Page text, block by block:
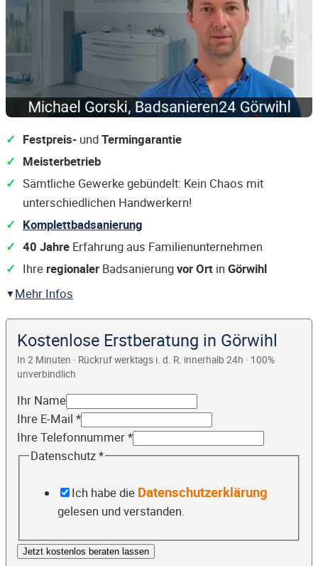
Festpreis- undTermingarantie
Meisterbetrieb
Sämtliche Gewerke gebündelt: Kein Chaos mit
unterschiedlichen Handwerkern!
Komplettbadsanierung
40 Jahre Erfahrung aus Familienunternehmen
Ihre regionaler Badsanierungvor Ort in Görwihl
Mehr Infos
Kostenlose Erstberatung in Görwihl
In 2 Minuten · Rückruf werktags i. d. R. innerhalb 24h · 100%
unverbindlich
Ihr Name
Ihre E-Mail *
Ihre Telefonnummer*
Datenschutz*
Ich habe die Datenschutzerklärung
gelesen und verstanden.
Jetzt kostenlos beraten lassen